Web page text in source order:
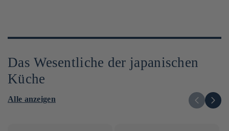
Das Wesentliche der japanischen
Küche
Alle anzeigen